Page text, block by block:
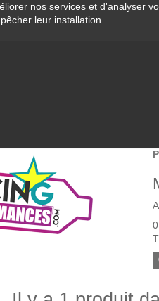
nos services et d'analyser
leur installation.